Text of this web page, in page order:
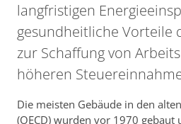
langfristigen
gesundheitliche Vorteile
zur Schaffung von
höheren
Die meisten Gebäude in den
(OECD) wurden vor 1970 gebaut